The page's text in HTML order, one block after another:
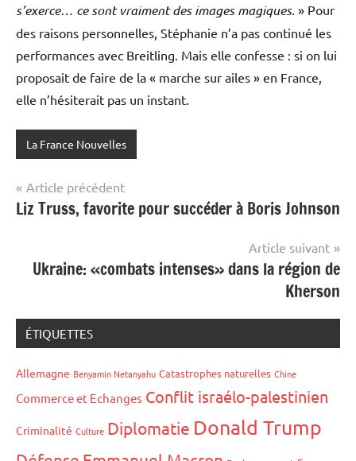
s’exerce… ce sont vraiment des images magiques. » Pour
des raisons personnelles, Stéphanie n’a pas continué les
performances avec Breitling. Mais elle confesse : si on lui
proposait de faire de la « marche sur ailes » en France,
elle n’hésiterait pas un instant.
La France Nouvelles
Navigation
de
Article précédent
Liz Truss, favorite pour succéder à Boris Johnson
Article suivant
Ukraine: «combats intenses» dans la région de
Kherson
ÉTIQUETTES
Allemagne Benyamin Netanyahu Catastrophes naturelles Chine
Commerce et Echanges Conflit israélo-palestinien
Criminalité Culture Diplomatie Donald Trump